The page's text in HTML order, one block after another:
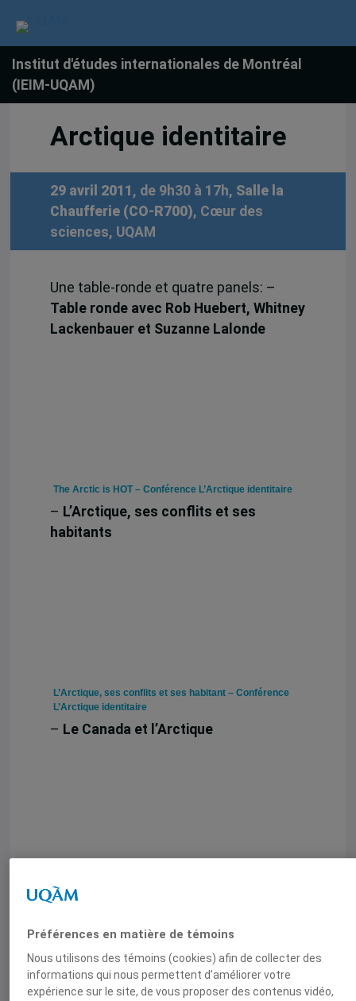
Institut d'études internationales de Montréal
(IEIM-UQAM)
Arctique identitaire
29 avril 2011 , de 9h30 à 17h, Salle la
Chaufferie (CO-R700), Cœur des
sciences, UQAM
Une table-ronde et quatre panels: –
Table ronde avec Rob Huebert, Whitney
Lackenbauer et Suzanne Lalonde
The Arctic is HOT – Conférence L’Arctique identitaire
– L’Arctique, ses conflits et ses
habitants
L’Arctique, ses conflits et ses habitant – Conférence
L’Arctique identitaire
– Le Canada et l’Arctique
Le Canada et l’Arctique – Conférence L’Arctique
identitaire
– L’Union Européenne et l’Arctique
Préférences en matière de témoins
Nous utilisons des témoins (cookies) afin de collecter des
informations qui nous permettent d’améliorer votre
expérience sur le site, de vous proposer des contenus vidéo,